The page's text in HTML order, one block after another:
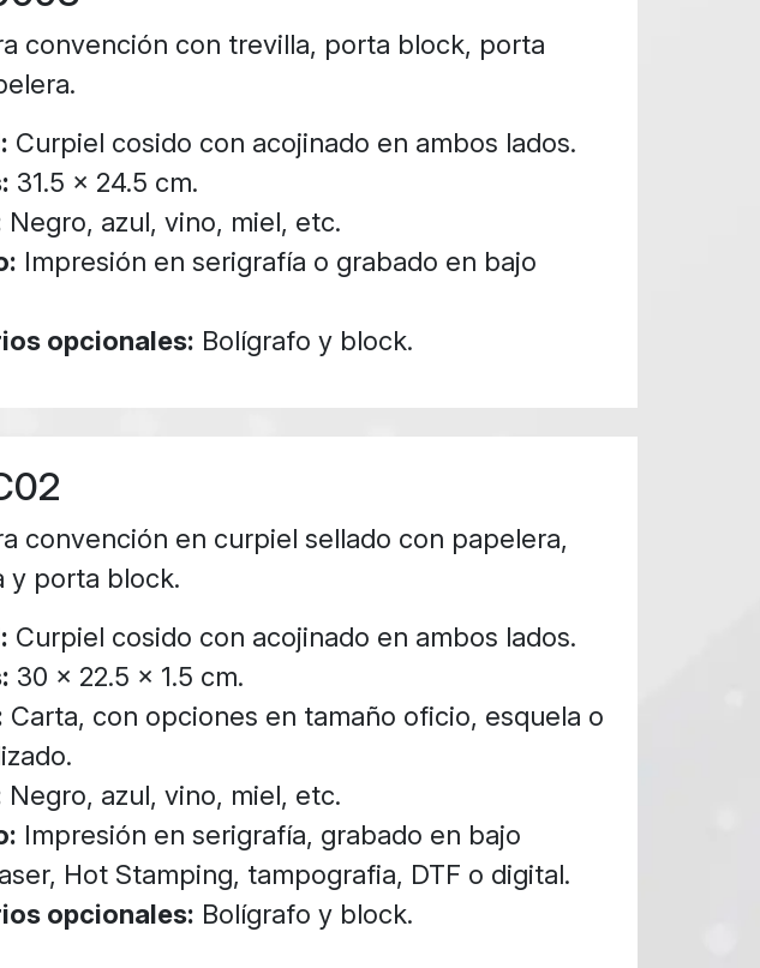
convención con trevilla, porta block, porta
Curpiel cosido con acojinado en ambos lados.
31.5 x 24.5 cm.
Negro, azul, vino, miel, etc.
Impresión en serigrafía o grabado en bajo
opcionales: Bolígrafo y block.
convención en curpiel sellado con papelera,
y porta block.
Curpiel cosido con acojinado en ambos lados.
30 x 22.5 x 1.5 cm.
Carta, con opciones en tamaño oficio, esquela o
Negro, azul, vino, miel, etc.
Impresión en serigrafía, grabado en bajo
Hot Stamping, tampografia, DTF o digital.
opcionales: Bolígrafo y block.